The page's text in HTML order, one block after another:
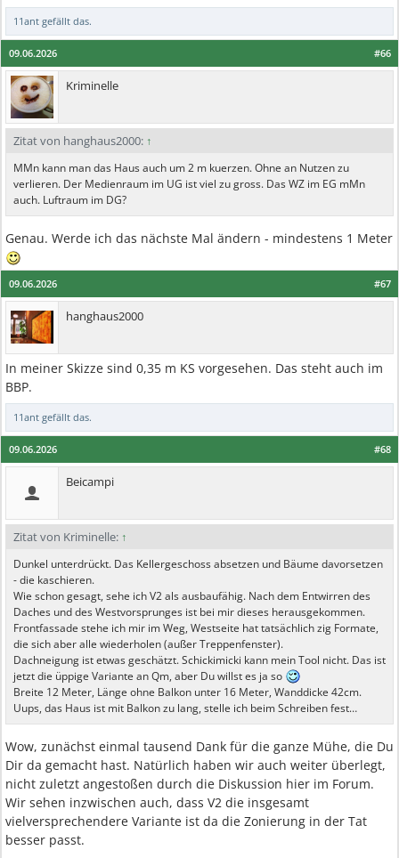
11ant gefällt das.
#66
09.06.2026
Kriminelle
Zitat von hanghaus2000: ↑
MMn kann man das Haus auch um 2 m kuerzen. Ohne an Nutzen zu
verlieren. Der Medienraum im UG ist viel zu gross. Das WZ im EG mMn
auch. Luftraum im DG?
Genau. Werde ich das nächste Mal ändern - mindestens 1 Meter
#67
09.06.2026
hanghaus2000
In meiner Skizze sind 0,35 m KS vorgesehen. Das steht auch im
BBP.
11ant gefällt das.
#68
09.06.2026
Beicampi
Zitat von Kriminelle: ↑
Dunkel unterdrückt. Das Kellergeschoss absetzen und Bäume davorsetzen
- die kaschieren.
Wie schon gesagt, sehe ich V2 als ausbaufähig. Nach dem Entwirren des
Daches und des Westvorsprunges ist bei mir dieses herausgekommen.
Frontfassade stehe ich mir im Weg, Westseite hat tatsächlich zig Formate,
die sich aber alle wiederholen (außer Treppenfenster).
Dachneigung ist etwas geschätzt. Schickimicki kann mein Tool nicht. Das ist
jetzt die üppige Variante an Qm, aber Du willst es ja so
Breite 12 Meter, Länge ohne Balkon unter 16 Meter, Wanddicke 42cm.
Uups, das Haus ist mit Balkon zu lang, stelle ich beim Schreiben fest…
Wow, zunächst einmal tausend Dank für die ganze Mühe, die Du
Dir da gemacht hast. Natürlich haben wir auch weiter überlegt,
nicht zuletzt angestoßen durch die Diskussion hier im Forum.
Wir sehen inzwischen auch, dass V2 die insgesamt
vielversprechendere Variante ist da die Zonierung in der Tat
besser passt.